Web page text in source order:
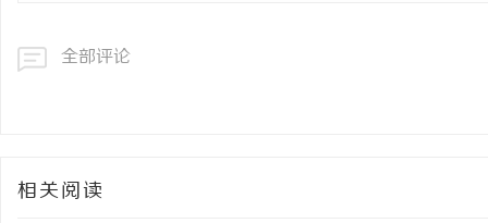
全部评论
相关阅读